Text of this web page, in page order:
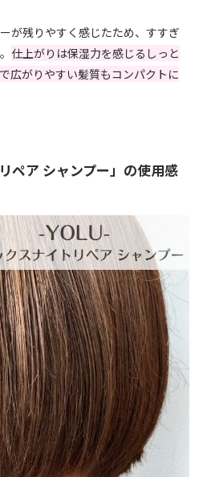
が残りやすく感じたため、すすぎ
仕上がりは保湿力を感じるしっと
広がりやすい髪質もコンパクトに
ペア シャンプー」の使用感